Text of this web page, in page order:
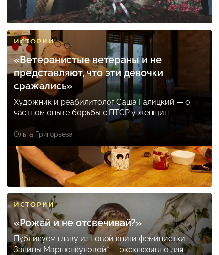
ИСТОРИИ
«Ветеранистые ветераны и не
представляют, что эти девочки
сражались»
Художник и реабилитолог Саша Галицкий — о
частном опыте борьбы с ПТСР у женщин
Ольга Григорьева
ИСТОРИИ
«Рожай и не отсвечивай?»
Публикуем главу из новой книги феминистки
Залины Маршенкуловой* — эксклюзивно для